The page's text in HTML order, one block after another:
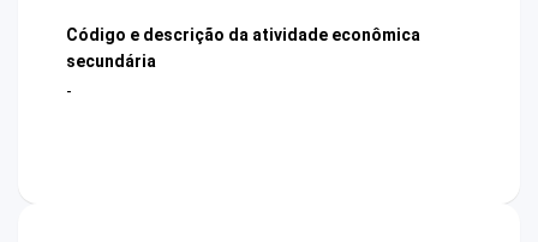
Código e descrição da atividade econômica
secundária
-